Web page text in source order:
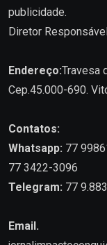
publicidade.
Diretor
Endereço:Travesa
Cep.45.000-690.
Contatos:
Whatsapp: 77
77 3422-3096
Telegram: 77
Email.